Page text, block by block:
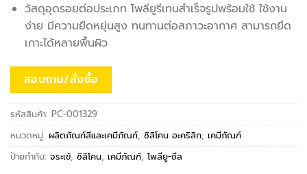
วัสดุอุดรอยต่อประเภท โพลียูรีเทนสำเร็จรูปพร้อมใช้ ใช้งาน
ง่าย มีความยืดหยุ่นสูง ทนทานต่อสภาวะอากาศ สามารถยึด
เกาะได้หลายพื้นผิว
สอบถาม/สั่งซื้อ
รหัสสินค้า: PC-001329
หมวดหมู่: ผลิตภัณฑ์สีและเคมีภัณฑ์, ซิลิโคน อะคริลิก, เคมีภัณฑ์
ป้ายกำกับ: จระเข้, ซิลิโคน, เคมีภัณฑ์, โพลียู-ซีล